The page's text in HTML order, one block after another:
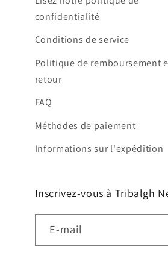
confidentialité
Conditions de service
Politique de remboursement
retour
FAQ
Méthodes de paiement
Informations sur l'expédition
Inscrivez-vous à Tribalgh
E-mail